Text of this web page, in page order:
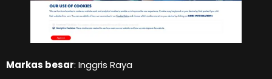
Markas besar: Inggris Raya